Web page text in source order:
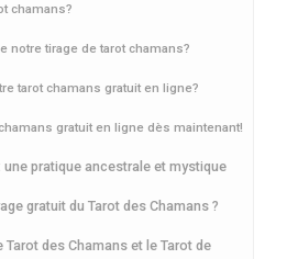
chamans?
notre tirage de tarot chamans?
tarot chamans gratuit en ligne?
gratuit en ligne dès maintenant!
une pratique ancestrale et mystique
gratuit du Tarot des Chamans ?
des Chamans et le Tarot de